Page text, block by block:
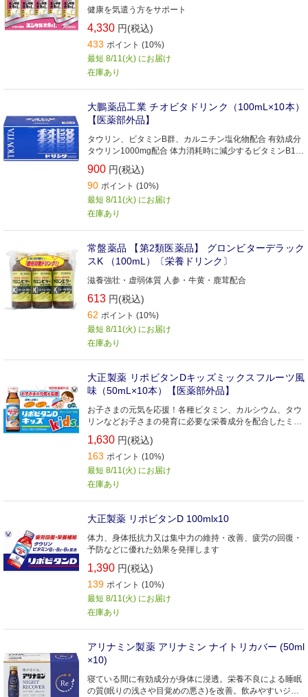
健康を気遣う方をサポート
4,330 円(税込)
433 ポイント (10%)
最短 8/11(火) にお届け
在庫あり
大鵬薬品工業 チオビタドリンク（100mL×10本）
【医薬部外品】
タウリン、ビタミンB群、カルニチン塩化物配合 有効成分
タウリン1000mg配合 体力消耗時に減少するビタミンB1な
ど、ビタミンB群の補給に
900 円(税込)
90 ポイント (10%)
最短 8/11(火) にお届け
在庫あり
常盤薬品 【第2類医薬品】 グロンビターデラック
スK （100mL）〔栄養ドリンク〕
滋養強壮・虚弱体質 人参・牛黄・鹿茸配合
613 円(税込)
62 ポイント (10%)
最短 8/11(火) にお届け
在庫あり
大正製薬 リポビタンDキッズミックスフルーツ風
味（50mL×10本）【医薬部外品】
お子さまの元気を応援！各種ビタミン、カルシウム、タウ
リンなどお子さまの発育に必要な栄養成分を配合したミニ
ドリンク剤です。カフェインは入っていません。
1,630 円(税込)
163 ポイント (10%)
最短 8/11(火) にお届け
在庫あり
大正製薬 リポビタンD 100mlx10
体力、身体抵抗力又は集中力の維持・改善、疲労の回復・
予防などに優れた効果を発揮します
1,390 円(税込)
139 ポイント (10%)
最短 8/11(火) にお届け
在庫あり
アリナミン製薬 アリナミン ナイトリカバー (50ml
×10)
寝ている間に有効成分が身体に浸透。栄養不良による睡眠
の質(眠りの浅さや目覚めの悪さ)を改善。飲みやすいジン